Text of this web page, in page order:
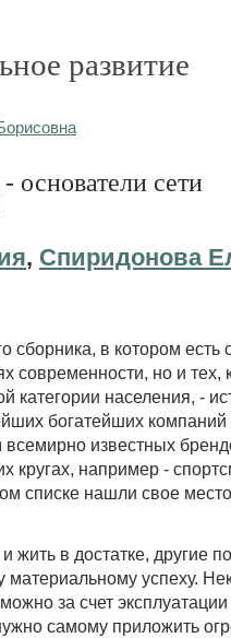
развитие
основатели сети
, Спиридонова
сборника, в котором есть
современности, но и тех,
категории населения, -
богатейших компаний
всемирно известных
кругах, например -
списке нашли свое
жить в достатке, другие
материальному успеху.
за счет
самому приложить